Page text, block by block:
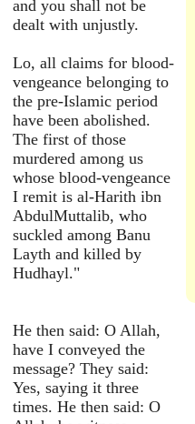
and you shall not be
dealt with unjustly.
Lo, all claims for blood-
vengeance belonging to
the pre-Islamic period
have been abolished.
The first of those
murdered among us
whose blood-vengeance
I remit is al-Harith ibn
AbdulMuttalib, who
suckled among Banu
Layth and killed by
Hudhayl."
He then said: O Allah,
have I conveyed the
message? They said:
Yes, saying it three
times. He then said: O